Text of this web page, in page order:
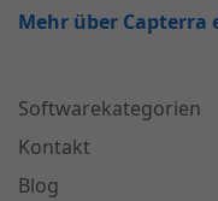
Mehr über Capterra
Softwarekategorien
Kontakt
Blog